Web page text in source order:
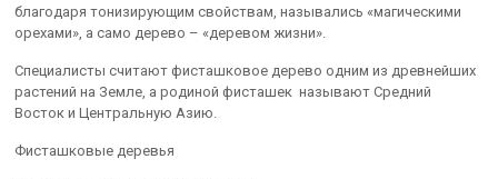
благодаря тонизирующим свойствам, назывались «магическими
орехами», а само дерево – «деревом жизни».
Специалисты считают фисташковое дерево одним из древнейших
растений на Земле, а родиной фисташек называют Средний
Восток и Центральную Азию.
Фисташковые деревья